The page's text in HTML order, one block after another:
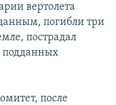
вертолета
погибли три
пострадал
подданных
после